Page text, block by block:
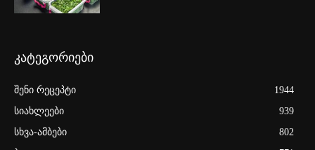
კატეგორიები
შენი რეცეპტი
1944
სიახლეები
939
სხვა-ამბები
802